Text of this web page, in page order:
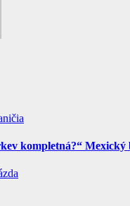
kompletná?“